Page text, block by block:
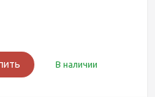
В наличии